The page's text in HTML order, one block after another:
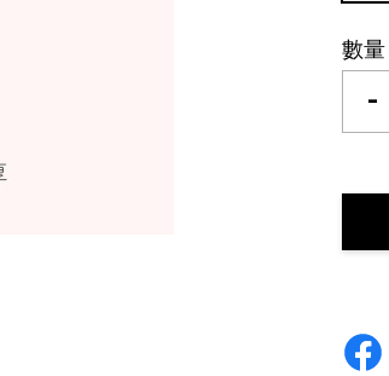
數量
-